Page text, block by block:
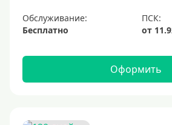
Обслуживание:
Бесплатно
Оформить